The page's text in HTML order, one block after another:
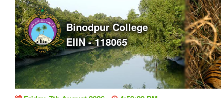
Binodpur College
EIIN - 118065